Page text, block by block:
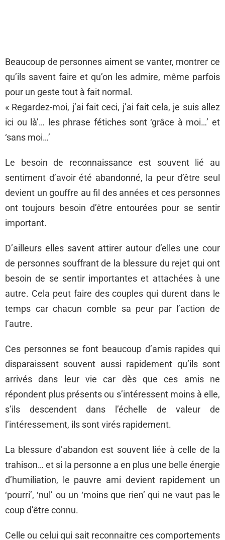
Beaucoup de personnes aiment se vanter, montrer ce
qu’ils savent faire et qu’on les admire, même parfois
pour un geste tout à fait normal.
« Regardez-moi, j’ai fait ceci, j’ai fait cela, je suis allez
ici ou là’… les phrase fétiches sont ‘grâce à moi…’ et
‘sans moi…’
Le besoin de reconnaissance est souvent lié au
sentiment d’avoir été abandonné, la peur d’être seul
devient un gouffre au fil des années et ces personnes
ont toujours besoin d’être entourées pour se sentir
important.
D’ailleurs elles savent attirer autour d’elles une cour
de personnes souffrant de la blessure du rejet qui ont
besoin de se sentir importantes et attachées à une
autre. Cela peut faire des couples qui durent dans le
temps car chacun comble sa peur par l’action de
l’autre.
Ces personnes se font beaucoup d’amis rapides qui
disparaissent souvent aussi rapidement qu’ils sont
arrivés dans leur vie car dès que ces amis ne
répondent plus présents ou s’intéressent moins à elle,
s’ils descendent dans l’échelle de valeur de
l’intéressement, ils sont virés rapidement.
La blessure d’abandon est souvent liée à celle de la
trahison… et si la personne a en plus une belle énergie
d’humiliation, le pauvre ami devient rapidement un
‘pourri’, ‘nul’ ou un ‘moins que rien’ qui ne vaut pas le
coup d’être connu.
Celle ou celui qui sait reconnaitre ces comportements